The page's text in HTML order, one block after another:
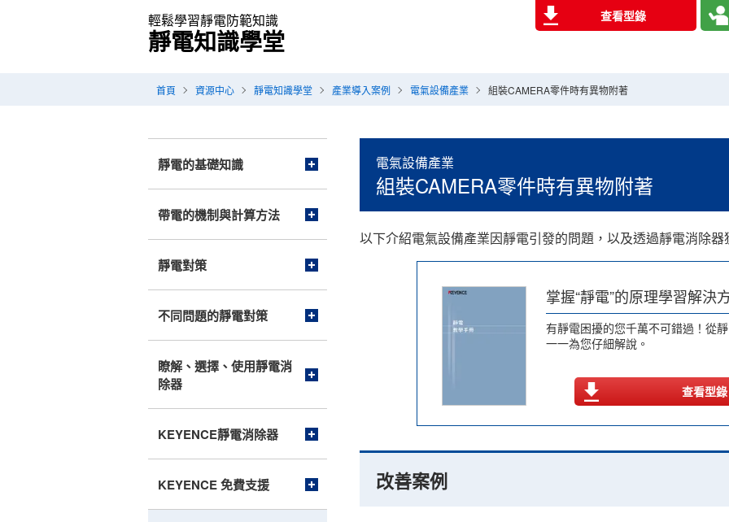
輕鬆學習靜電防範知識
靜電知識學堂
查看型錄
首頁 資源中心 靜電知識學堂 產業導入案例 電氣設備產業 組裝CAMERA零件時有異物附著
電氣設備產業
組裝CAMERA零件時有異物附著
以下介紹電氣設備產業因靜電引發的問題，以及透過靜電消除
掌握“靜電”的原理學習解決
有靜電困擾的您千萬不可錯過！從
一一為您仔細解說。
查看型錄
改善案例
靜電的基礎知識
帶電的機制與計算方法
靜電對策
不同問題的靜電對策
瞭解、選擇、使用靜電消
除器
KEYENCE靜電消除器
KEYENCE 免費支援